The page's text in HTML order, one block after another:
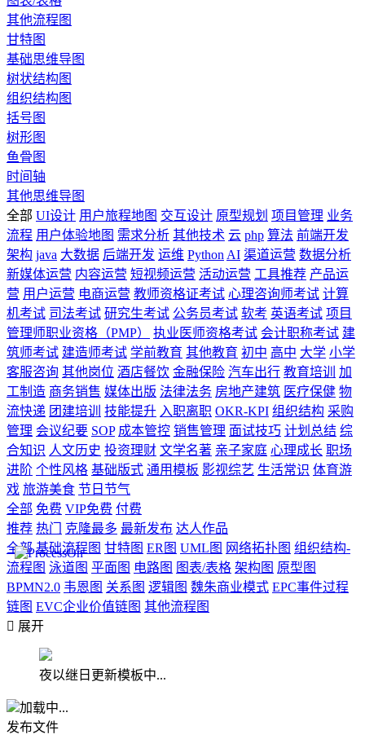
其他流程图
甘特图
基础思维导图
树状结构图
组织结构图
括号图
树形图
鱼骨图
时间轴
其他思维导图
全部 UI设计 用户旅程地图 交互设计 原型规划 项目管理 业务
流程 用户体验地图 需求分析 其他技术 云 php 算法 前端开发
架构 java 大数据 后端开发 运维 Python AI 渠道运营 数据分析
新媒体运营 内容运营 短视频运营 活动运营 工具推荐 产品运
营 用户运营 电商运营 教师资格证考试 心理咨询师考试 计算
机考试 司法考试 研究生考试 公务员考试 软考 英语考试 项目
管理师职业资格（PMP）
执业医师资格考试 会计职称考试 建
筑师考试 建造师考试 学前教育 其他教育 初中 高中 大学 小学
客服咨询 其他岗位 酒店餐饮 金融保险 汽车出行 教育培训
加
工制造 商务销售 媒体出版 法律法务 房地产建筑 医疗保健 物
流快递 团建培训 技能提升 入职离职 OKR-KPI 组织结构 采购
管理 会议纪要 SOP 成本管控 销售管理 面试技巧 计划总结 综
合知识 人文历史 投资理财 文学名著 亲子家庭 心理成长 职场
进阶 个性风格 基础版式 通用模板 影视综艺 生活常识 体育游
戏 旅游美食 节日节气
全部 免费 VIP免费 付费
推荐 热门 克隆最多 最新发布 达人作品
全部 基础流程图 甘特图 ER图 UML图 网络拓扑图 组织结构-
流程图 泳道图 平面图 电路图 图表/表格 架构图 原型图
BPMN2.0 韦恩图 关系图 逻辑图 魏朱商业模式 EPC事件过程
链图 EVC企业价值链图 其他流程图
 展开
夜以继日更新模板中...
加载中...
发布文件